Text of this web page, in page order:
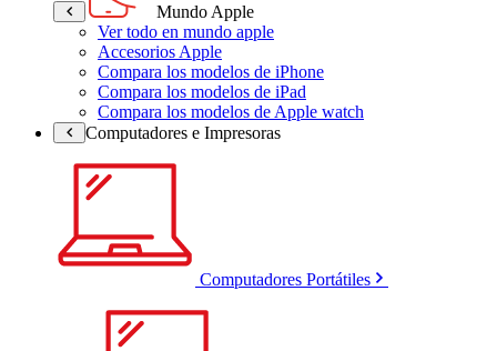
Mundo Apple
Ver todo en mundo apple
Accesorios Apple
Compara los modelos de iPhone
Compara los modelos de iPad
Compara los modelos de Apple watch
Computadores e Impresoras
Computadores Portátiles